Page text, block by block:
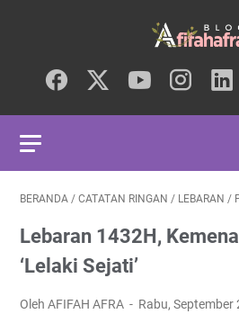
BERANDA / CATATAN RINGAN / LEBARAN /
Lebaran 1432H,
‘Lelaki Sejati’
Oleh AFIFAH AFRA Rabu, September